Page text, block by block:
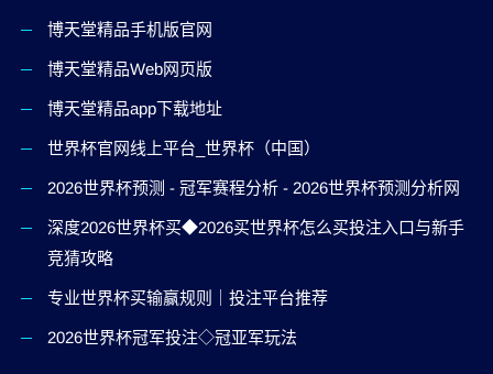
博天堂精品手机版官网
博天堂精品Web网页版
博天堂精品app下载地址
世界杯官网线上平台_世界杯（中国）
2026世界杯预测 - 冠军赛程分析 - 2026世界杯预测分析网
深度2026世界杯买◆2026买世界杯怎么买投注入口与新手
竞猜攻略
专业世界杯买输赢规则｜投注平台推荐
2026世界杯冠军投注◇冠亚军玩法